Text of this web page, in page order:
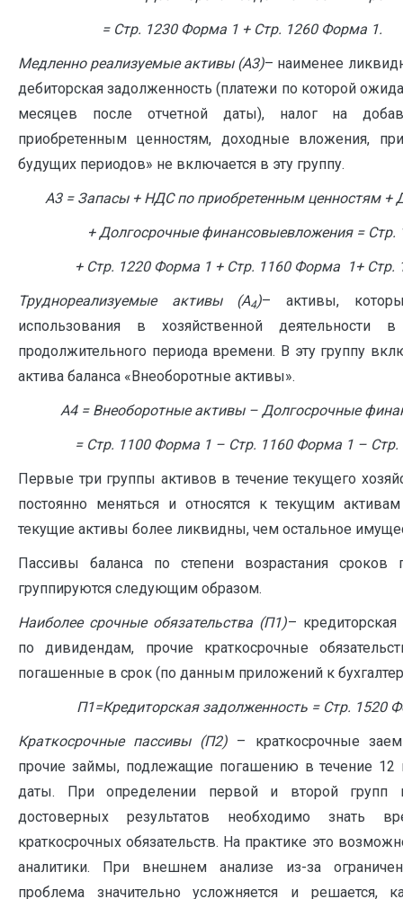
= Стр. 1230 Форма 1 + Стр. 1260 Форма 1.
Медленно реализуемые активы (А3)– наименее
дебиторская задолженность (платежи по которой
месяцев после отчетной даты), налог на
приобретенным ценностям, доходные вложения,
будущих периодов» не включается в эту группу.
А3 = Запасы + НДС по приобретенным ценностям +
+ Долгосрочные финансовыевложения = Стр.
+ Стр. 1220 Форма 1 + Стр. 1160 Форма 1+
Труднореализуемые активы (А4)– активы,
использования в хозяйственной деятельности в
продолжительного периода времени. В эту группу
актива баланса «Внеоборотные активы».
А4 = Внеоборотные активы – Долгосрочные
= Стр. 1100 Форма 1 – Стр. 1160 Форма 1 –
Первые три группы активов в течение текущего
постоянно меняться и относятся к текущим
текущие активы более ликвидны, чем остальное
Пассивы баланса по степени возрастания сроков
группируются следующим образом.
Наиболее срочные обязательства (П1)–
по дивидендам, прочие краткосрочные
погашенные в срок (по данным приложений к
П1=Кредиторская задолженность = Стр. 1520
Краткосрочные пассивы (П2) – краткосрочные
прочие займы, подлежащие погашению в течение 12
даты. При определении первой и второй групп
достоверных результатов необходимо знать
краткосрочных обязательств. На практике это
аналитики. При внешнем анализе из-за
проблема значительно усложняется и решается,